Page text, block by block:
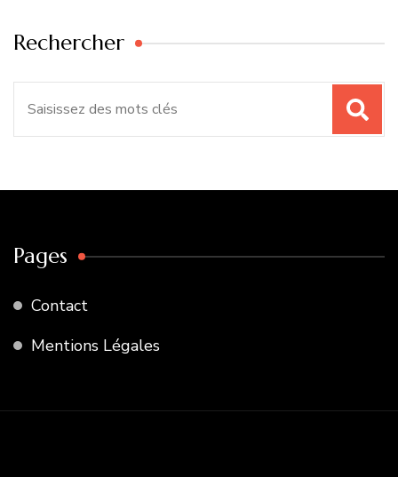
Rechercher
Pages
Contact
Mentions Légales